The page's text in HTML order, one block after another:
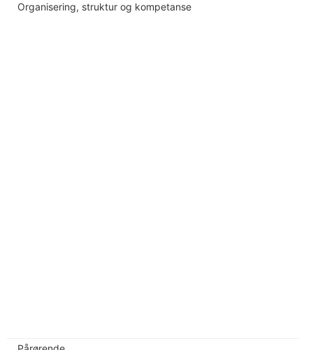
Organisering, struktur og kompetanse